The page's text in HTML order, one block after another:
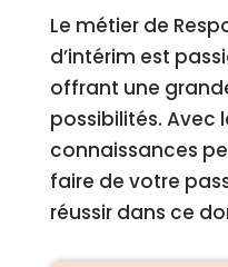
Le métier de
d’intérim est
offrant une
possibilités. Avec
connaissances
faire de votre
réussir dans ce